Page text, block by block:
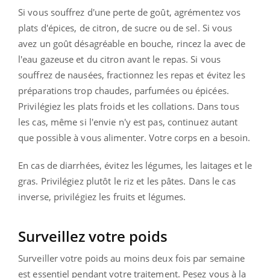
Si vous souffrez d'une perte de goût, agrémentez vos
plats d'épices, de citron, de sucre ou de sel. Si vous
avez un goût désagréable en bouche, rincez la avec de
l'eau gazeuse et du citron avant le repas. Si vous
souffrez de nausées, fractionnez les repas et évitez les
préparations trop chaudes, parfumées ou épicées.
Privilégiez les plats froids et les collations. Dans tous
les cas, même si l'envie n'y est pas, continuez autant
que possible à vous alimenter. Votre corps en a besoin.
En cas de diarrhées, évitez les légumes, les laitages et le
gras. Privilégiez plutôt le riz et les pâtes. Dans le cas
inverse, privilégiez les fruits et légumes.
Surveillez votre poids
Surveiller votre poids au moins deux fois par semaine
est essentiel pendant votre traitement. Pesez vous à la